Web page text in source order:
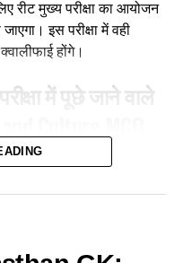
रीट मुख्य परीक्षा का आयोजन
इस परीक्षा में वही
होंगे।
में पूछे जाने वाले